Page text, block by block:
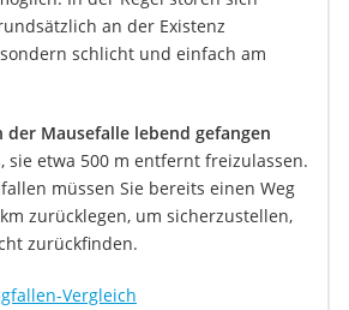
an der Existenz
schlicht und einfach am
der Mausefalle lebend gefangen
sie etwa 500 m entfernt freizulassen.
müssen Sie bereits einen Weg
zurücklegen, um sicherzustellen,
zurückfinden.
Vergleich